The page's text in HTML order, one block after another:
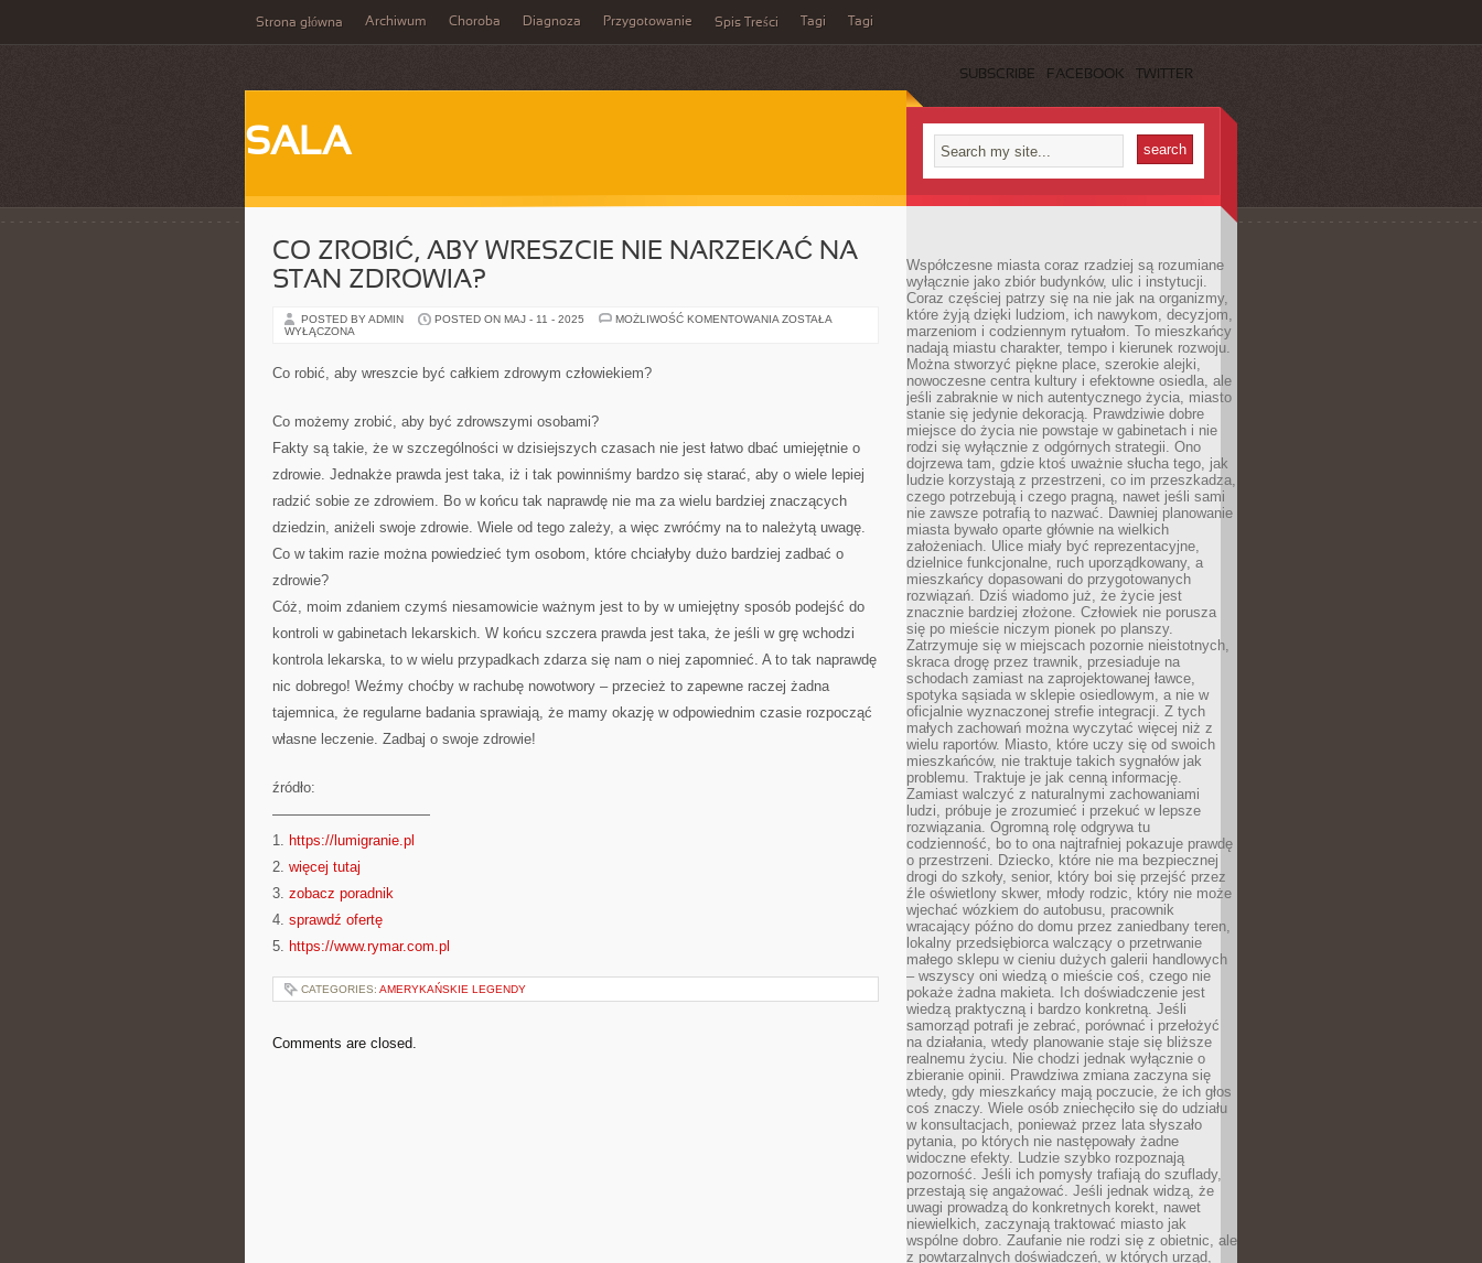
Strona główna Archiwum Choroba Diagnoza Przygotowanie Spis Treści Tagi Tagi
SUBSCRIBE FACEBOOK TWITTER
SALA
CO ZROBIĆ, ABY WRESZCIE NIE NARZEKAĆ NA
STAN ZDROWIA?
POSTED BY ADMIN POSTED ON MAJ - 11 - 2025 MOŻLIWOŚĆ KOMENTOWANIA CO
ZOSTAŁA
WYŁĄCZONA
Co robić, aby wreszcie być całkiem zdrowym człowiekiem?
Co możemy zrobić, aby być zdrowszymi osobami?
Fakty są takie, że w szczególności w dzisiejszych czasach nie jest łatwo dbać umiejętnie o
zdrowie. Jednakże prawda jest taka, iż i tak powinniśmy bardzo się starać, aby o wiele lepiej
radzić sobie ze zdrowiem. Bo w końcu tak naprawdę nie ma za wielu bardziej znaczących
dziedzin, aniżeli swoje zdrowie. Wiele od tego zależy, a więc zwróćmy na to należytą uwagę.
Co w takim razie można powiedzieć tym osobom, które chciałyby dużo bardziej zadbać o
zdrowie?
Cóż, moim zdaniem czymś niesamowicie ważnym jest to by w umiejętny sposób podejść do
kontroli w gabinetach lekarskich. W końcu szczera prawda jest taka, że jeśli w grę wchodzi
kontrola lekarska, to w wielu przypadkach zdarza się nam o niej zapomnieć. A to tak naprawdę
nic dobrego! Weźmy choćby w rachubę nowotwory – przecież to zapewne raczej żadna
tajemnica, że regularne badania sprawiają, że mamy okazję w odpowiednim czasie rozpocząć
własne leczenie. Zadbaj o swoje zdrowie!
źródło:
———————————
1. https://lumigranie.pl
2. więcej tutaj
3. zobacz poradnik
4. sprawdź ofertę
5. https://www.rymar.com.pl
CATEGORIES: AMERYKAŃSKIE LEGENDY
Comments are closed.
Współczesne miasta coraz rzadziej są rozumiane
wyłącznie jako zbiór budynków, ulic i instytucji.
Coraz częściej patrzy się na nie jak na organizmy,
które żyją dzięki ludziom, ich nawykom, decyzjom,
marzeniom i codziennym rytuałom. To mieszkańcy
nadają miastu charakter, tempo i kierunek rozwoju.
Można stworzyć piękne place, szerokie alejki,
nowoczesne centra kultury i efektowne osiedla, ale
jeśli zabraknie w nich autentycznego życia, miasto
stanie się jedynie dekoracją. Prawdziwie dobre
miejsce do życia nie powstaje w gabinetach i nie
rodzi się wyłącznie z odgórnych strategii. Ono
dojrzewa tam, gdzie ktoś uważnie słucha tego, jak
ludzie korzystają z przestrzeni, co im przeszkadza,
czego potrzebują i czego pragną, nawet jeśli sami
nie zawsze potrafią to nazwać. Dawniej planowanie
miasta bywało oparte głównie na wielkich
założeniach. Ulice miały być reprezentacyjne,
dzielnice funkcjonalne, ruch uporządkowany, a
mieszkańcy dopasowani do przygotowanych
rozwiązań. Dziś wiadomo już, że życie jest
znacznie bardziej złożone. Człowiek nie porusza
się po mieście niczym pionek po planszy.
Zatrzymuje się w miejscach pozornie nieistotnych,
skraca drogę przez trawnik, przesiaduje na
schodach zamiast na zaprojektowanej ławce,
spotyka sąsiada w sklepie osiedlowym, a nie w
oficjalnie wyznaczonej strefie integracji. Z tych
małych zachowań można wyczytać więcej niż z
wielu raportów. Miasto, które uczy się od swoich
mieszkańców, nie traktuje takich sygnałów jak
problemu. Traktuje je jak cenną informację.
Zamiast walczyć z naturalnymi zachowaniami
ludzi, próbuje je zrozumieć i przekuć w lepsze
rozwiązania. Ogromną rolę odgrywa tu
codzienność, bo to ona najtrafniej pokazuje prawdę
o przestrzeni. Dziecko, które nie ma bezpiecznej
drogi do szkoły, senior, który boi się przejść przez
źle oświetlony skwer, młody rodzic, który nie może
wjechać wózkiem do autobusu, pracownik
wracający późno do domu przez zaniedbany teren,
lokalny przedsiębiorca walczący o przetrwanie
małego sklepu w cieniu dużych galerii handlowych
– wszyscy oni wiedzą o mieście coś, czego nie
pokaże żadna makieta. Ich doświadczenie jest
wiedzą praktyczną i bardzo konkretną. Jeśli
samorząd potrafi je zebrać, porównać i przełożyć
na działania, wtedy planowanie staje się bliższe
realnemu życiu. Nie chodzi jednak wyłącznie o
zbieranie opinii. Prawdziwa zmiana zaczyna się
wtedy, gdy mieszkańcy mają poczucie, że ich głos
coś znaczy. Wiele osób zniechęciło się do udziału
w konsultacjach, ponieważ przez lata słyszało
pytania, po których nie następowały żadne
widoczne efekty. Ludzie szybko rozpoznają
pozorność. Jeśli ich pomysły trafiają do szuflady,
przestają się angażować. Jeśli jednak widzą, że
uwagi prowadzą do konkretnych korekt, nawet
niewielkich, zaczynają traktować miasto jak
wspólne dobro. Zaufanie nie rodzi się z obietnic, ale
z powtarzalnych doświadczeń, w których urząd,